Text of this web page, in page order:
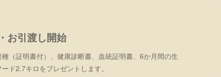
お引渡し開始
（証明書付）、健康診断書、血統証明書、6か月間の生
ド2.7キロをプレゼントします。